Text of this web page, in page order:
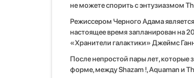
не можете спорить с энтузиазмом
Режиссером Черного Адама
настоящее время запланирован на
«Хранители галактики» Джеймс
После непростой пары лет, которые
форме, между Shazam !, Aquaman и